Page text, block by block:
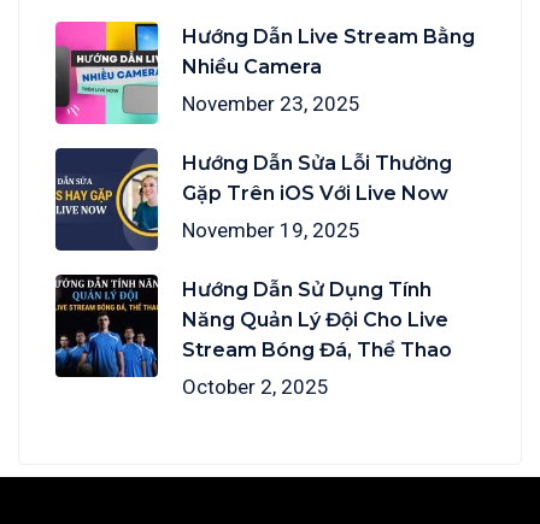
Hướng Dẫn Live Stream Bằng
Nhiều Camera
November 23, 2025
Hướng Dẫn Sửa Lỗi Thường
Gặp Trên iOS Với Live Now
November 19, 2025
Hướng Dẫn Sử Dụng Tính
Năng Quản Lý Đội Cho Live
Stream Bóng Đá, Thể Thao
October 2, 2025